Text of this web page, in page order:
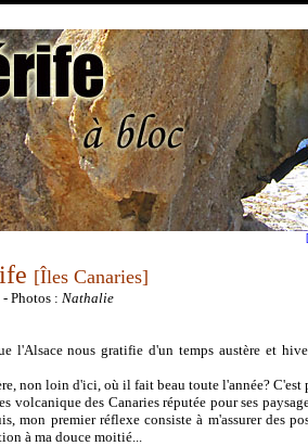
[Îles Canaries]
- Photos : Nathalie
l'Alsace nous gratifie d'un temps austère et
non loin d'ici, où il fait beau toute l'année? C'est
volcanique des Canaries réputée pour ses
mon premier réflexe consiste à m'assurer des
à ma douce moitié...